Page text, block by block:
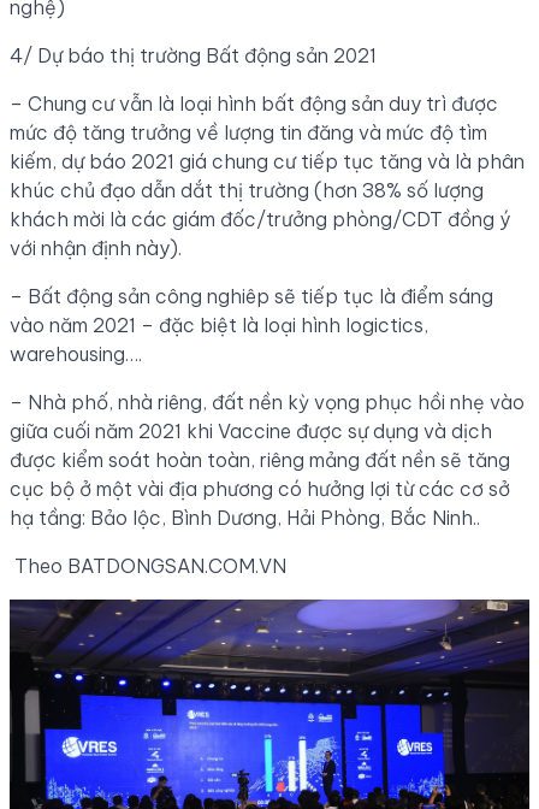
nghệ)
4/ Dự báo thị trường Bất động sản 2021
– Chung cư vẫn là loại hình bất động sản duy trì được
mức độ tăng trưởng về lượng tin đăng và mức độ tìm
kiếm, dự báo 2021 giá chung cư tiếp tục tăng và là phân
khúc chủ đạo dẫn dắt thị trường (hơn 38% số lượng
khách mời là các giám đốc/trưởng phòng/CDT đồng ý
với nhận định này).
– Bất động sản công nghiêp sẽ tiếp tục là điểm sáng
vào năm 2021 – đặc biệt là loại hình logictics,
warehousing….
– Nhà phố, nhà riêng, đất nền kỳ vọng phục hồi nhẹ vào
giữa cuối năm 2021 khi Vaccine được sự dụng và dịch
được kiểm soát hoàn toàn, riêng mảng đất nền sẽ tăng
cục bộ ở một vài địa phương có hưởng lợi từ các cơ sở
hạ tầng: Bảo lộc, Bình Dương, Hải Phòng, Bắc Ninh..
Theo BATDONGSAN.COM.VN